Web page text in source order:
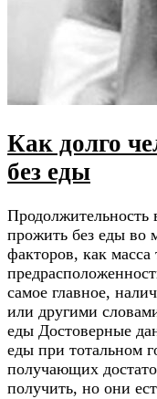
Как долго
без еды
прожить без еды во
факторов, как масса
самое главное,
или другими
еды Достоверные
еды при тотальном
получающих
получить, но они